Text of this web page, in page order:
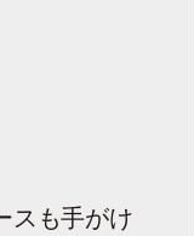
スも手がけ